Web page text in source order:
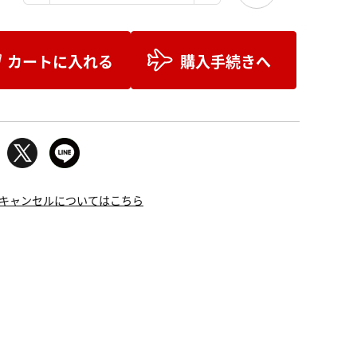
カートに入れる 購入手続きへ
ャンセルについてはこちら